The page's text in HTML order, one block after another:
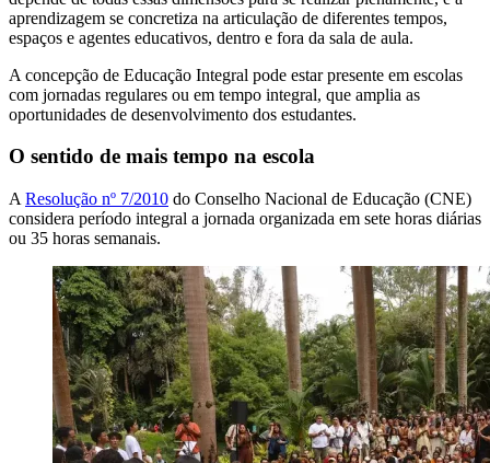
aprendizagem se concretiza na articulação de diferentes tempos,
espaços e agentes educativos, dentro e fora da sala de aula.
A concepção de Educação Integral pode estar presente em escolas
com jornadas regulares ou em tempo integral, que amplia as
oportunidades de desenvolvimento dos estudantes.
O sentido de mais tempo na escola
A Resolução nº 7/2010 do Conselho Nacional de Educação (CNE)
considera período integral a jornada organizada em sete horas diárias
ou 35 horas semanais.